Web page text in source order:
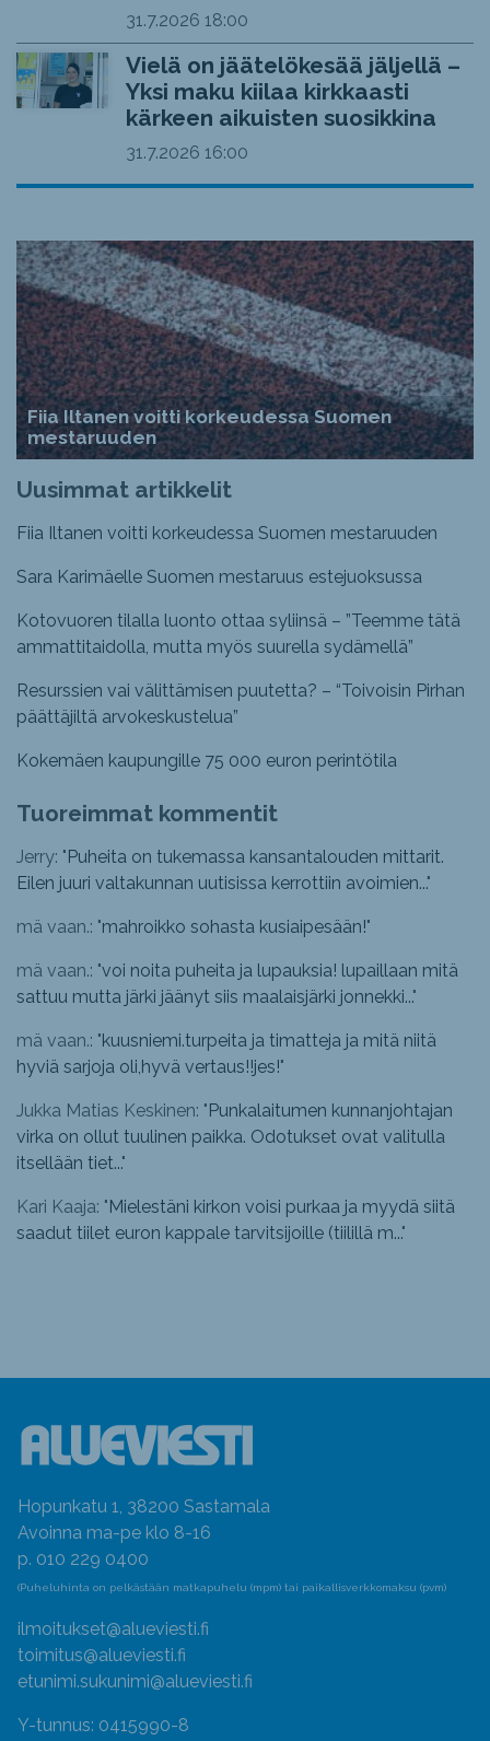
31.7.2026 18:00
Vielä on jäätelökesää jäljellä –
Yksi maku kiilaa kirkkaasti
kärkeen aikuisten suosikkina
31.7.2026 16:00
Fiia Iltanen voitti korkeudessa Suomen
mestaruuden
Uusimmat artikkelit
Fiia Iltanen voitti korkeudessa Suomen mestaruuden
Sara Karimäelle Suomen mestaruus estejuoksussa
Kotovuoren tilalla luonto ottaa syliinsä – ”Teemme tätä
ammattitaidolla, mutta myös suurella sydämellä”
Resurssien vai välittämisen puutetta? – “Toivoisin Pirhan
päättäjiltä arvokeskustelua”
Kokemäen kaupungille 75 000 euron perintötila
Tuoreimmat kommentit
Jerry: "Puheita on tukemassa kansantalouden mittarit.
Eilen juuri valtakunnan uutisissa kerrottiin avoimien..."
mä vaan.: "mahroikko sohasta kusiaipesään!"
mä vaan.: "voi noita puheita ja lupauksia! lupaillaan mitä
sattuu mutta järki jäänyt siis maalaisjärki jonnekki..."
mä vaan.: "kuusniemi.turpeita ja timatteja ja mitä niitä
hyviä sarjoja oli,hyvä vertaus!!jes!"
Jukka Matias Keskinen: "Punkalaitumen kunnanjohtajan
virka on ollut tuulinen paikka. Odotukset ovat valitulla
itsellään tiet..."
Kari Kaaja: "Mielestäni kirkon voisi purkaa ja myydä siitä
saadut tiilet euron kappale tarvitsijoille (tiilillä m..."
Hopunkatu 1, 38200 Sastamala
Avoinna ma-pe klo 8-16
p. 010 229 0400
(Puheluhinta on pelkästään matkapuhelu (mpm) tai paikallisverkkomaksu (pvm)
ilmoitukset@alueviesti.fi
toimitus@alueviesti.fi
etunimi.sukunimi@alueviesti.fi
Y-tunnus: 0415990-8